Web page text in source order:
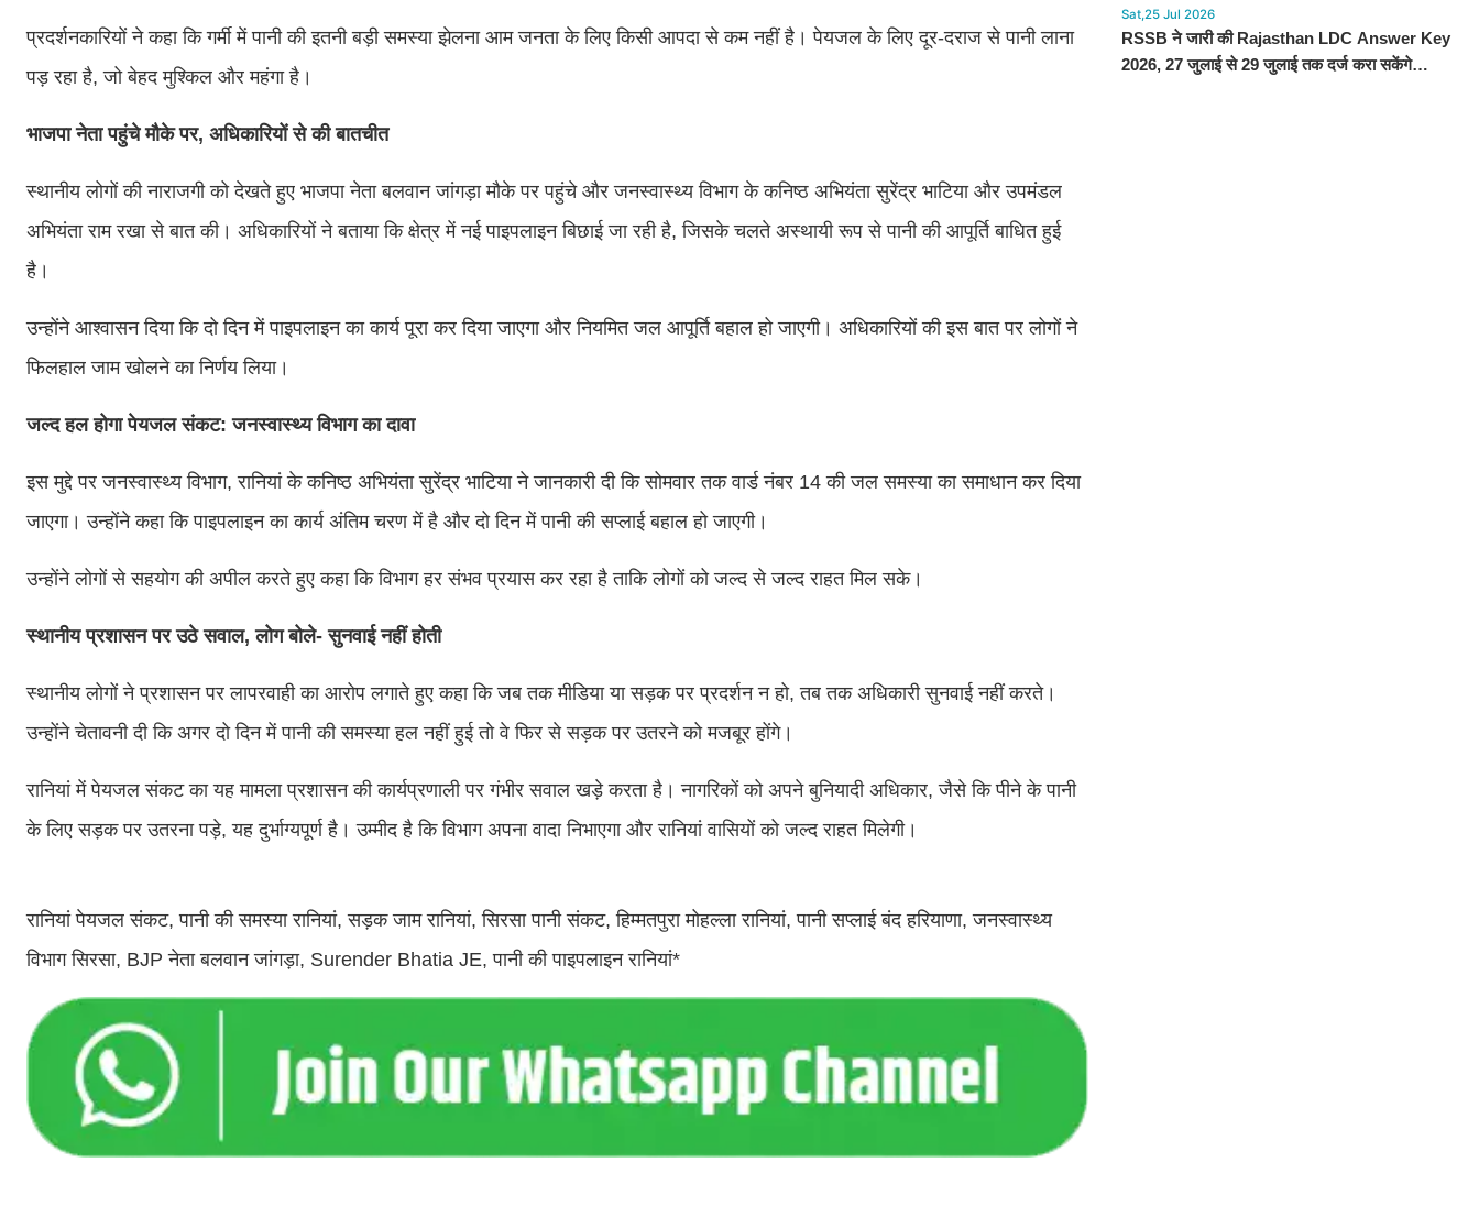
प्रदर्शनकारियों ने कहा कि गर्मी में पानी की इतनी बड़ी समस्या झेलना आम जनता के लिए किसी आपदा से कम नहीं है। पेयजल के लिए दूर-दराज से पानी लाना
पड़ रहा है, जो बेहद मुश्किल और महंगा है।
भाजपा नेता पहुंचे मौके पर, अधिकारियों से की बातचीत
स्थानीय लोगों की नाराजगी को देखते हुए भाजपा नेता बलवान जांगड़ा मौके पर पहुंचे और जनस्वास्थ्य विभाग के कनिष्ठ अभियंता सुरेंद्र भाटिया और उपमंडल
अभियंता राम रखा से बात की। अधिकारियों ने बताया कि क्षेत्र में नई पाइपलाइन बिछाई जा रही है, जिसके चलते अस्थायी रूप से पानी की आपूर्ति बाधित हुई
है।
उन्होंने आश्वासन दिया कि दो दिन में पाइपलाइन का कार्य पूरा कर दिया जाएगा और नियमित जल आपूर्ति बहाल हो जाएगी। अधिकारियों की इस बात पर लोगों ने
फिलहाल जाम खोलने का निर्णय लिया।
जल्द हल होगा पेयजल संकट: जनस्वास्थ्य विभाग का दावा
इस मुद्दे पर जनस्वास्थ्य विभाग, रानियां के कनिष्ठ अभियंता सुरेंद्र भाटिया ने जानकारी दी कि सोमवार तक वार्ड नंबर 14 की जल समस्या का समाधान कर दिया
जाएगा। उन्होंने कहा कि पाइपलाइन का कार्य अंतिम चरण में है और दो दिन में पानी की सप्लाई बहाल हो जाएगी।
उन्होंने लोगों से सहयोग की अपील करते हुए कहा कि विभाग हर संभव प्रयास कर रहा है ताकि लोगों को जल्द से जल्द राहत मिल सके।
स्थानीय प्रशासन पर उठे सवाल, लोग बोले- सुनवाई नहीं होती
स्थानीय लोगों ने प्रशासन पर लापरवाही का आरोप लगाते हुए कहा कि जब तक मीडिया या सड़क पर प्रदर्शन न हो, तब तक अधिकारी सुनवाई नहीं करते।
उन्होंने चेतावनी दी कि अगर दो दिन में पानी की समस्या हल नहीं हुई तो वे फिर से सड़क पर उतरने को मजबूर होंगे।
रानियां में पेयजल संकट का यह मामला प्रशासन की कार्यप्रणाली पर गंभीर सवाल खड़े करता है। नागरिकों को अपने बुनियादी अधिकार, जैसे कि पीने के पानी
के लिए सड़क पर उतरना पड़े, यह दुर्भाग्यपूर्ण है। उम्मीद है कि विभाग अपना वादा निभाएगा और रानियां वासियों को जल्द राहत मिलेगी।
रानियां पेयजल संकट, पानी की समस्या रानियां, सड़क जाम रानियां, सिरसा पानी संकट, हिम्मतपुरा मोहल्ला रानियां, पानी सप्लाई बंद हरियाणा, जनस्वास्थ्य
विभाग सिरसा, BJP नेता बलवान जांगड़ा, Surender Bhatia JE, पानी की पाइपलाइन रानियां*
Sat,25 Jul 2026
RSSB ने जारी की Rajasthan LDC Answer Key
2026, 27 जुलाई से 29 जुलाई तक दर्ज करा सकेंगे